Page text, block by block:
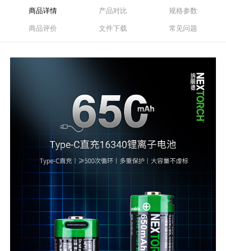
商品详情 产品对比
规格参数
商品评价
文件下载 常见问题